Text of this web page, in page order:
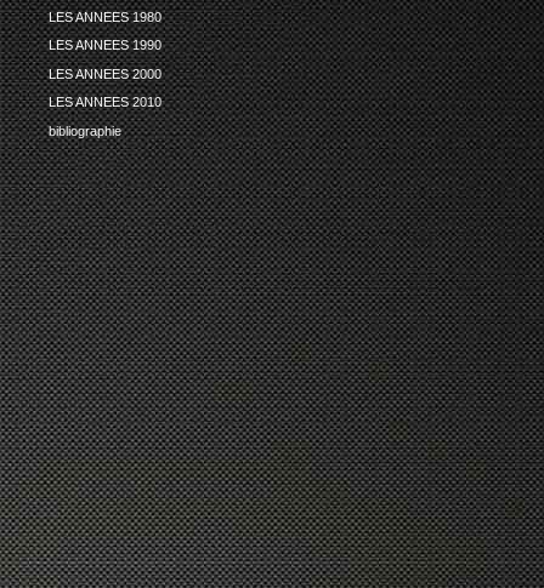
LES ANNEES 1980
LES ANNEES 1990
LES ANNEES 2000
LES ANNEES 2010
bibliographie